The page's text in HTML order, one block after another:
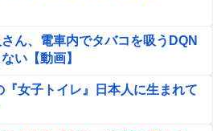
さん、電車内でタバコを吸うDQN
い【動画】
『女子トイレ』日本人に生まれて